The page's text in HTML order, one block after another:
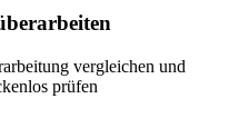
vergleichen und
prüfen